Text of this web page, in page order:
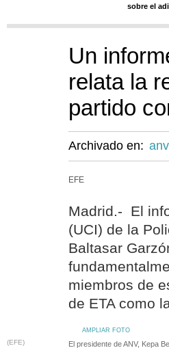
sobre el
Un
relata la
partido
Archivado en: anv
EFE
Madrid.- El
(UCI) de la
Baltasar
miembros de
de ETA como
AMPLIAR FOTO
(EFE)
El presidente de ANV, Kepa